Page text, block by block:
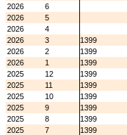
2026
6
2026
5
2026
4
2026
3 1399
2026
2 1399
2026
1 1399
2025
12 1399
2025
11 1399
2025
10 1399
2025
9 1399
2025
8 1399
2025
7 1399